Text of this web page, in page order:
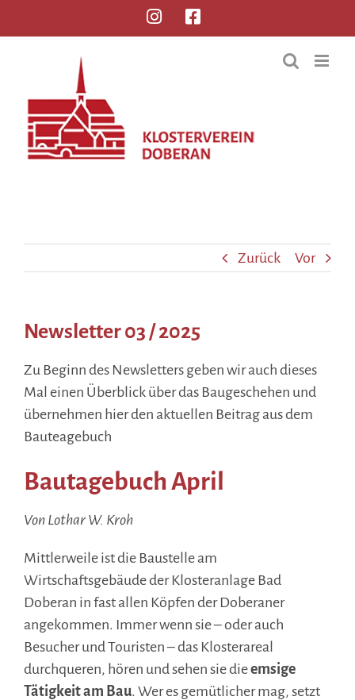
Zurück Vor
Newsletter 03 / 2025
Zu Beginn des Newsletters geben wir auch dieses
Mal einen Überblick über das Baugeschehen und
übernehmen hier den aktuellen Beitrag aus dem
Bauteagebuch
Bautagebuch April
Von Lothar W. Kroh
Mittlerweile ist die Baustelle am
Wirtschaftsgebäude der Klosteranlage Bad
Doberan in fast allen Köpfen der Doberaner
angekommen. Immer wenn sie – oder auch
Besucher und Touristen – das Klosterareal
durchqueren, hören und sehen sie dieemsige
Tätigkeit am Bau. Wer es gemütlicher mag, setzt